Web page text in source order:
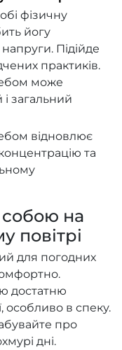
фізичну
йогу
Підійде
практиків.
може
загальний
відновлює
та
собою на
повітрі
для погодних
достатню
особливо в спеку.
про
дні.